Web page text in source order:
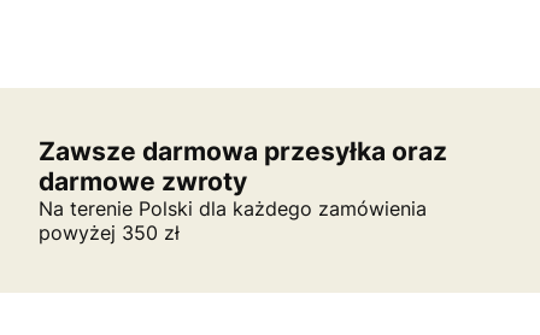
Zawsze darmowa przesyłka oraz
darmowe zwroty
Na terenie Polski dla każdego zamówienia
powyżej 350 zł